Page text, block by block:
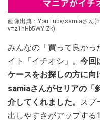
画像出典：YouTube/samiaさん
v=z1hHb5WY-Zk)
みんなの「買って良かっ
イト「イチオシ」。 今回
ケースをお探しの方に
samiaさんがセリアの「
介してくれました。 スプ
出しやすさがアップす